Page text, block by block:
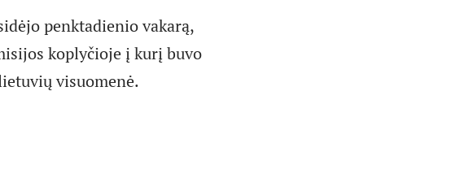
penktadienio vakarą,
koplyčioje į kurį buvo
visuomenė.